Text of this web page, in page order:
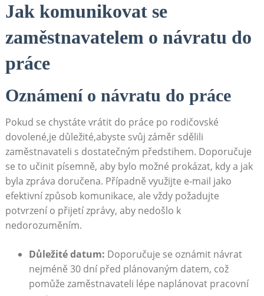
Jak komunikovat se
zaměstnavatelem ⁤o návratu do
práce
Oznámení o návratu do práce
Pokud se chystáte vrátit do práce po ⁣rodičovské
dovolené,je důležité,abyste svůj záměr sdělili
zaměstnavateli s ⁢dostatečným předstihem. Doporučuje
se to učinit písemně,⁣ aby bylo ​možné prokázat,‍ kdy a jak
byla zpráva⁤ doručena. Případně využijte e-mail jako
⁣efektivní způsob‍ komunikace, ⁢ale vždy požadujte
potvrzení o přijetí zprávy, aby nedošlo ‍k
nedorozuměním.
Důležité datum: Doporučuje se oznámit návrat
nejméně 30 ⁤dní před ​plánovaným datem, což
pomůže zaměstnavateli lépe naplánovat pracovní